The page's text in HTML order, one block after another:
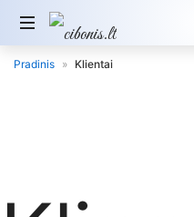
Pradinis » Klientai